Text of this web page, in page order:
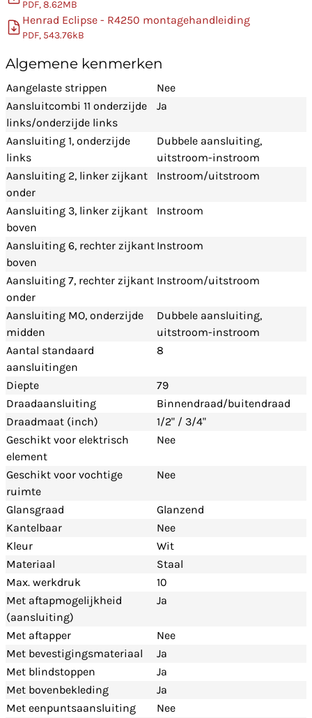
PDF, 8.62MB
Henrad Eclipse - R4250 montagehandleiding
PDF, 543.76kB
Algemene kenmerken
Aangelaste strippen
Nee
Aansluitcombi 11 onderzijde
links/onderzijde links
Ja
Aansluiting 1, onderzijde
links
Dubbele aansluiting,
uitstroom-instroom
Aansluiting 2, linker zijkant
onder
Instroom/uitstroom
Aansluiting 3, linker zijkant
boven
Instroom
Aansluiting 6, rechter zijkant
boven
Instroom
Aansluiting 7, rechter zijkant
onder
Instroom/uitstroom
Aansluiting MO, onderzijde
midden
Dubbele aansluiting,
uitstroom-instroom
Aantal standaard
aansluitingen
8
Diepte
79
Draadaansluiting
Binnendraad/buitendraad
Draadmaat (inch)
1/2" / 3/4"
Geschikt voor elektrisch
element
Nee
Geschikt voor vochtige
ruimte
Nee
Glansgraad
Glanzend
Kantelbaar
Nee
Kleur
Wit
Materiaal
Staal
Max. werkdruk
10
Met aftapmogelijkheid
(aansluiting)
Ja
Met aftapper
Nee
Met bevestigingsmateriaal
Ja
Met blindstoppen
Ja
Met bovenbekleding
Ja
Met eenpuntsaansluiting
Nee